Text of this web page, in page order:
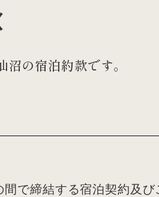
の宿泊約款です。
で締結する宿泊契約及